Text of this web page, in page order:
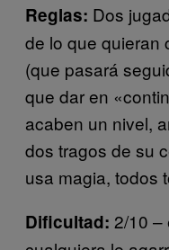
Reglas: Dos
de lo que quieran
(que pasará
que dar en
acaben un nivel,
dos tragos de su
usa magia, todos
Dificultad: 2/10 –